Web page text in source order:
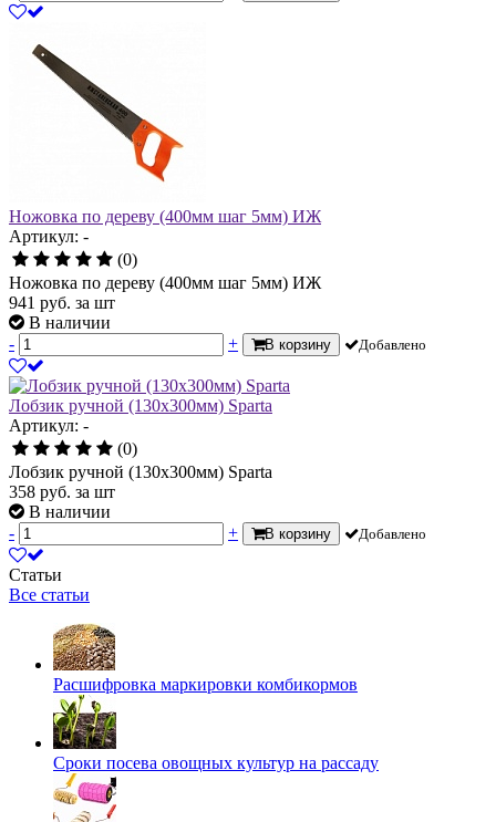
Ножовка по дереву (400мм шаг 5мм) ИЖ
Артикул: -
(0)
Ножовка по дереву (400мм шаг 5мм) ИЖ
941 руб. за шт
В наличии
-
+ В корзину Добавлено
Лобзик ручной (130х300мм) Sparta
Артикул: -
(0)
Лобзик ручной (130х300мм) Sparta
358 руб. за шт
В наличии
-
+ В корзину Добавлено
Статьи
Все статьи
Расшифровка маркировки комбикормов
Сроки посева овощных культур на рассаду